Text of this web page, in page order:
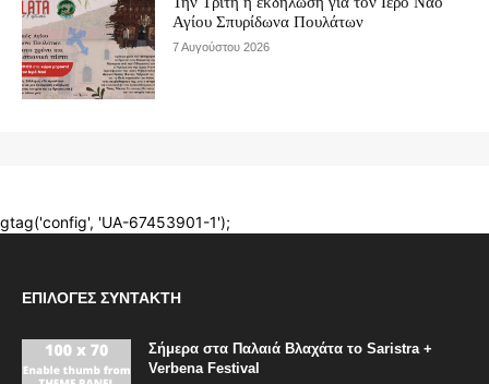
ΕΠΙΛΟΓΈΣ ΣΥΝΤΆΚΤΗ
Σήμερα στα Παλαιά Βλαχάτα το Saristra +
Verbena Festival